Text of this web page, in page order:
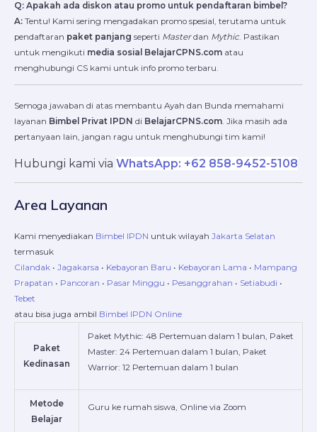
Q: Apakah ada diskon atau promo untuk pendaftaran bimbel?
A: Tentu! Kami sering mengadakan promo spesial, terutama untuk
pendaftaran paket panjang seperti Masterdan Mythic. Pastikan
untuk mengikuti media sosial BelajarCPNS.com atau
menghubungi CS kami untuk info promo terbaru.
Semoga jawaban di atas membantu Ayah dan Bunda memahami
layanan Bimbel Privat IPDN di BelajarCPNS.com. Jika masih ada
pertanyaan lain, jangan ragu untuk menghubungi tim kami!
Hubungi kami via WhatsApp: +62 858-9452-5108
Area Layanan
Kami menyediakan Bimbel IPDN untuk wilayah Jakarta Selatan
termasuk
Cilandak • Jagakarsa • Kebayoran Baru • Kebayoran Lama • Mampang
Prapatan • Pancoran • Pasar Minggu • Pesanggrahan • Setiabudi •
Tebet
atau bisa juga ambil Bimbel IPDN Online
Paket
Kedinasan
Paket Mythic: 48 Pertemuan dalam 1 bulan, Paket
Master: 24 Pertemuan dalam 1 bulan, Paket
Warrior: 12 Pertemuan dalam 1 bulan
Metode
Belajar
Guru ke rumah siswa, Online via Zoom